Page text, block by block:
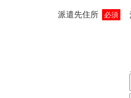
派遣先住所 必須